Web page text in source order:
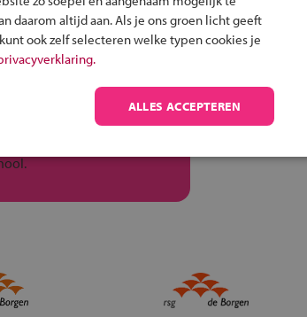
daarom altijd aan. Als je ons groen licht geeft
ook zelf selecteren welke typen cookies je
ALLES ACCEPTEREN